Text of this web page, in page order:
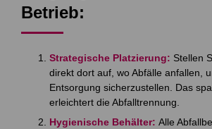
Betrieb:
Strategische Platzierung: Stellen
direkt dort auf, wo Abfälle anfallen,
Entsorgung sicherzustellen. Das
erleichtert die Abfalltrennung.
Hygienische Behälter: Alle